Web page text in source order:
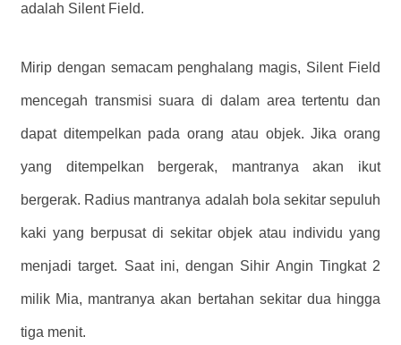
adalah Silent Field.
Mirip dengan semacam penghalang magis, Silent Field
mencegah transmisi suara di dalam area tertentu dan
dapat ditempelkan pada orang atau objek. Jika orang
yang ditempelkan bergerak, mantranya akan ikut
bergerak. Radius mantranya adalah bola sekitar sepuluh
kaki yang berpusat di sekitar objek atau individu yang
menjadi target. Saat ini, dengan Sihir Angin Tingkat 2
milik Mia, mantranya akan bertahan sekitar dua hingga
tiga menit.